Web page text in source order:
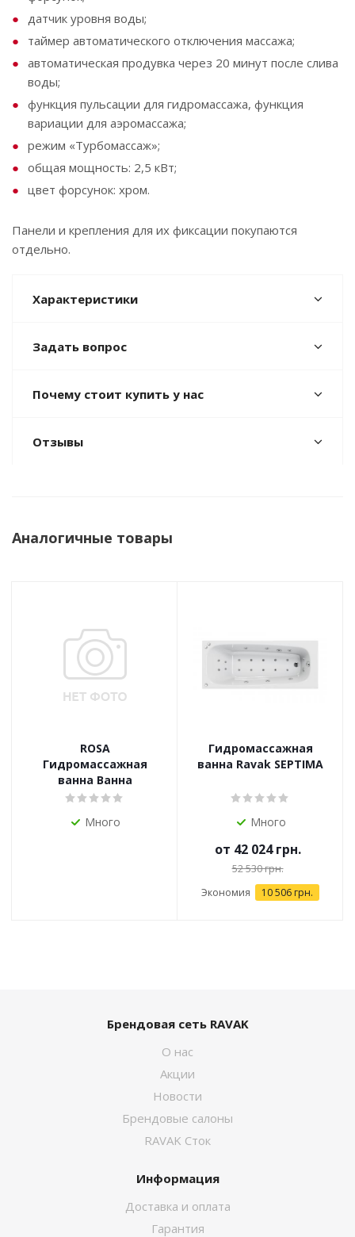
датчик уровня воды;
таймер автоматического отключения массажа;
автоматическая продувка через 20 минут после слива
воды;
функция пульсации для гидромассажа, функция
вариации для аэромассажа;
режим «Турбомассаж»;
общая мощность: 2,5 кВт;
цвет форсунок: хром.
Панели и крепления для их фиксации покупаются
отдельно.
Характеристики
Задать вопрос
Почему стоит купить у нас
Отзывы
Аналогичные товары
ROSA
Гидромассажная
ванна Ванна
Много
Гидромассажная
ванна Ravak SEPTIMA
Много
от 42 024 грн.
52 530 грн.
Экономия 10 506 грн.
Брендовая сеть RAVAK
О нас
Акции
Новости
Брендовые салоны
RAVAK Сток
Информация
Доставка и оплата
Гарантия